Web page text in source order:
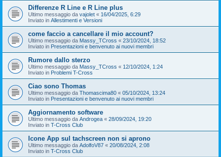
Differenze R Line e R Line plus
Ultimo messaggio da vajolet « 16/04/2025, 6:29
Inviato in Allestimenti e Versioni
come faccio a cancellare il mio account?
Ultimo messaggio da Massy_TCross « 23/10/2024, 18:52
Inviato in Presentazioni e benvenuto ai nuovi membri
Rumore dallo sterzo
Ultimo messaggio da Massy_TCross « 12/10/2024, 1:24
Inviato in Problemi T-Cross
Ciao sono Thomas
Ultimo messaggio da Thomascima80 « 05/10/2024, 13:24
Inviato in Presentazioni e benvenuto ai nuovi membri
Aggiornamento software
Ultimo messaggio da Androgea « 28/09/2024, 19:20
Inviato in T-Cross Club
Icone App sul tachscreen non si aprono
Ultimo messaggio da AdolfoV87 « 20/08/2024, 2:08
Inviato in T-Cross Club